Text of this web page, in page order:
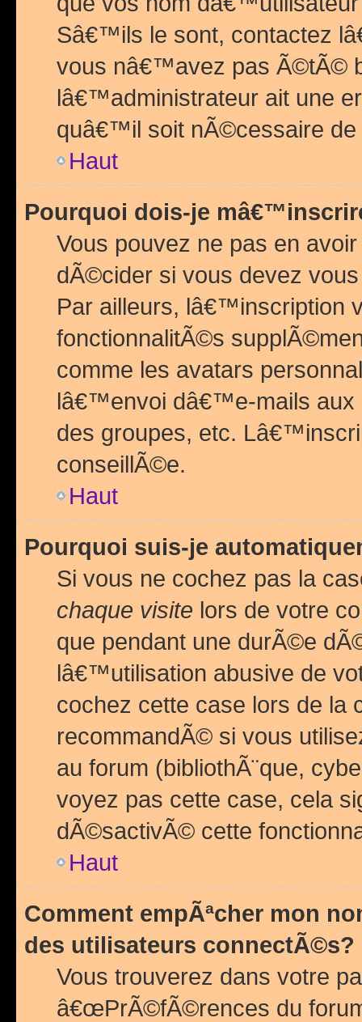
Sâ€™ils le sont, contactez
vous nâ€™avez pas Ã©tÃ©
lâ€™administrateur ait une
quâ€™il soit nÃ©cessaire de
Haut
Pourquoi dois-je
Vous pouvez ne pas en
dÃ©cider si vous devez
Par ailleurs, lâ€™inscription
fonctionnalitÃ©s
comme les avatars
lâ€™envoi dâ€™e-mails
des groupes, etc.
conseillÃ©e.
Haut
Pourquoi suis-je
Si vous ne cochez pas la
chaque visite lors de votre
que pendant une durÃ©e
lâ€™utilisation abusive de
cochez cette case lors de
recommandÃ© si vous
au forum (bibliothÃ¨que,
voyez pas cette case, cela
dÃ©sactivÃ© cette
Haut
Comment empÃªcher mon
des utilisateurs connectÃ©s?
Vous trouverez dans votre
â€œPrÃ©fÃ©rences du